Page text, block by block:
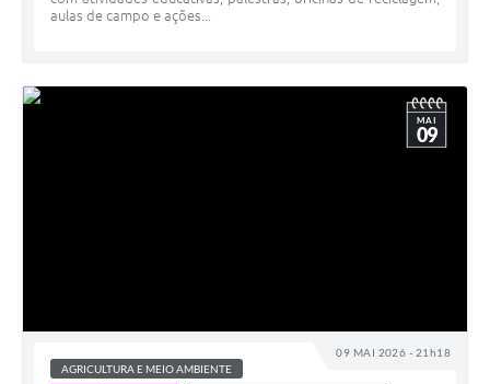
aulas de campo e ações...
09 MAI 2026 - 21h18
MAI
09
AGRICULTURA E MEIO AMBIENTE